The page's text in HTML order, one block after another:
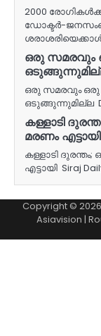
2000
ഡോക്ടർ-
ഒരു സമരവും
ഒരു സമരവും ഒരു
ഒടുങ്ങുന്നുമില്ല
കള്ളാടി
മരണം എട്ടായി
കള്ളാടി
എട്ടായി Siraj
Copyright ©
Asiavision |